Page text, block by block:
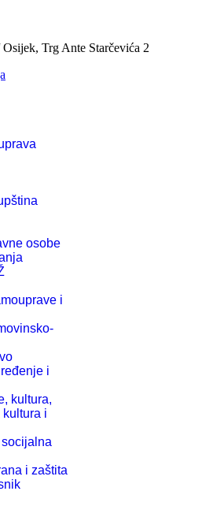
Trg Ante Starčevića 2
osobe
i
i
kultura,
kultura i
i zaštita